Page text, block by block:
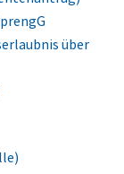
über